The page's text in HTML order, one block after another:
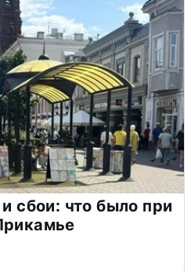
сбои: что было при